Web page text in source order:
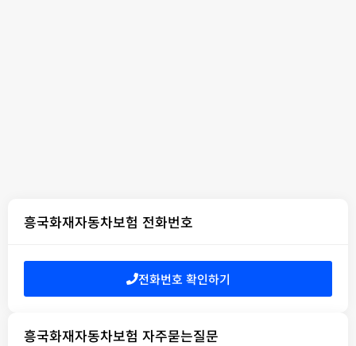
흥국화재자동차보험 전화번호
전화번호 확인하기
흥국화재자동차보험 자주묻는질문